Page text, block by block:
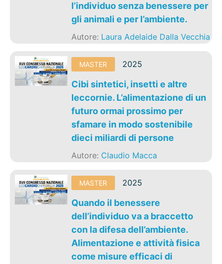
l’individuo senza benessere per
gli animali e per l’ambiente.
Autore: Laura Adelaide Dalla Vecchia
MASTER 2025
Cibi sintetici, insetti e altre
leccornie. L’alimentazione di un
futuro ormai prossimo per
sfamare in modo sostenibile
dieci miliardi di persone
Autore: Claudio Macca
MASTER 2025
Quando il benessere
dell’individuo va a braccetto
con la difesa dell’ambiente.
Alimentazione e attività fisica
come misure efficaci di